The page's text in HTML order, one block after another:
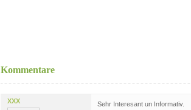
Kommentare
XXX Sehr Interesant un Informativ.